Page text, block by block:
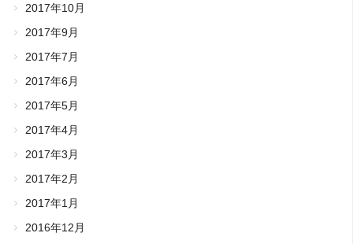
2017年10月
2017年9月
2017年7月
2017年6月
2017年5月
2017年4月
2017年3月
2017年2月
2017年1月
2016年12月